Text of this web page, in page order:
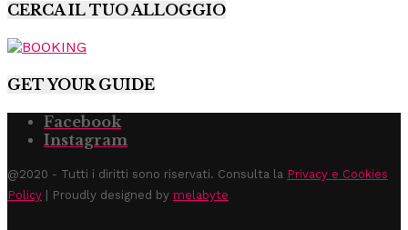
CERCA IL TUO ALLOGGIO
GET YOUR GUIDE
Facebook
Instagram
@2020 - Tutti i diritti sono riservati. Consulta la Privacy e Cookies
Policy | Proudly designed by melabyte